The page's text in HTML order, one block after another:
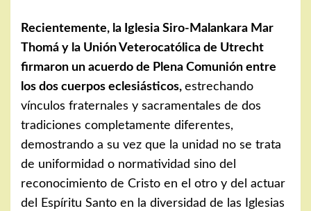
Recientemente, la Iglesia Siro-Malankara Mar
Thomá y la Unión Veterocatólica de Utrecht
firmaron un acuerdo de Plena Comunión entre
los dos cuerpos eclesiásticos, estrechando
vínculos fraternales y sacramentales de dos
tradiciones completamente diferentes,
demostrando a su vez que la unidad no se trata
de uniformidad o normatividad sino del
reconocimiento de Cristo en el otro y del actuar
del Espíritu Santo en la diversidad de las Iglesias